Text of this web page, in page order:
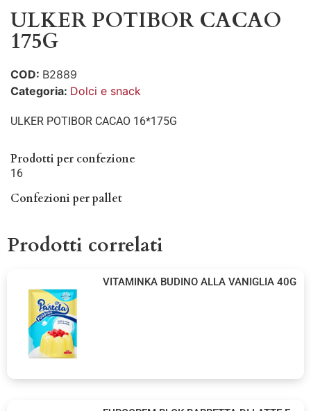
ULKER POTIBOR CACAO
175G
COD: B2889
Categoria: Dolci e snack
ULKER POTIBOR CACAO 16*175G
Prodotti per confezione
16
Confezioni per pallet
Prodotti correlati
VITAMINKA BUDINO ALLA VANIGLIA 40G